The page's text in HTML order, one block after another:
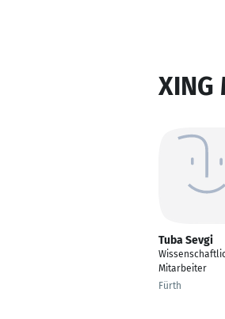
Tuba Sevgi
Mitarbeiter
Fürth